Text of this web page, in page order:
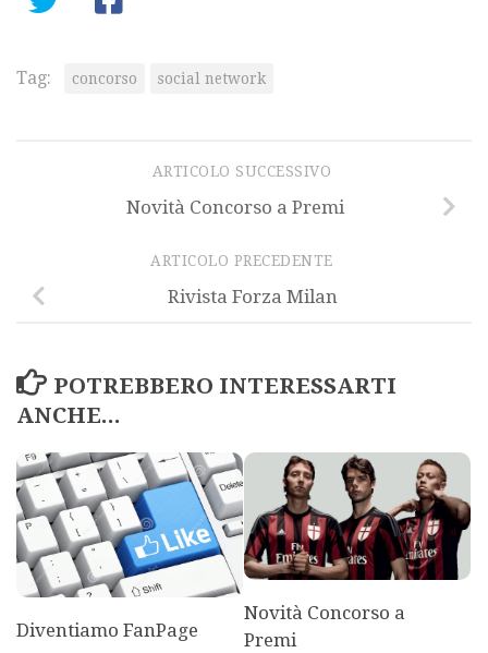
Tag: concorso social network
ARTICOLO SUCCESSIVO
Novità Concorso a Premi
ARTICOLO PRECEDENTE
Rivista Forza Milan
POTREBBERO INTERESSARTI
ANCHE...
Diventiamo FanPage
Novità Concorso a
Premi